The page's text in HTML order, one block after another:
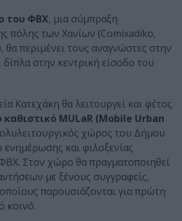
του ΦΒΧ, μια σύμπραξη
πόλης των Χανίων (Comixadiko,
περιμένει τους αναγνώστες στην
στην κεντρική είσοδο του
Κατεχάκη θα λειτουργεί και φέτος
καθιστικό MULaR (Mobile Urban
χώρος του Δήμου
και φιλοξενίας
Στον χώρο θα πραγματοποιηθεί
με ξένους συγγραφείς,
παρουσιάζονται για πρώτη
κοινό.